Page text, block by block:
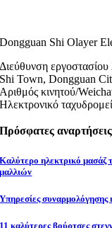
Dongguan Shi Olayer
Διεύθυνση
Shi Town, Dongguan
Αριθμός κινητού/
Ηλεκτρονικό
Πρόσφατες αναρτήσεις
Καλύτερο ηλεκτρικό μασάζ
μαλλιών
Υπηρεσίες
11 καλύτερες βούρτσες